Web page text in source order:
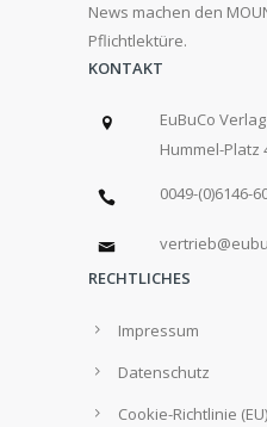
News machen den
Pflichtlektüre.
KONTAKT
EuBuCo
Hummel-Platz
0049-(0)6146-
RECHTLICHES
Impressum
Datenschutz
Cookie-Richtlinie (EU)